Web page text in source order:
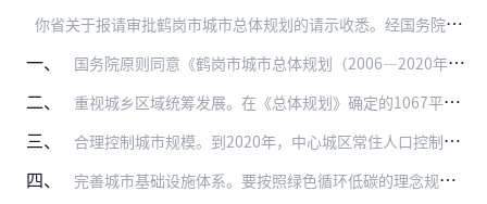
你
省关于报请审批鹤岗市城市总体规划的请示收悉。经国务院批准，现通知如下：
一、
国务院原则同意《鹤岗市城市总体规划（2006—2020年）（2017年修订）》（以下简称《总体规划》）。
二、 重视城乡区域统筹发展。在《总体规划》确定的1067平方公里城市规划区范围内，实行城乡统一规划管理。加强城乡结合部地区的规划建设管理，城镇基础设施、公共服务设施的…
三、 合理控制城市规模。到2020年，中心城区常住人口控制在86万人以内，城市建设用地控制在98.68平方公里以内。要贯彻落实城乡规划法关于先规划后建设的原则，禁止在…
四、 完善城市基础设施体系。要按照绿色循环低碳的理念规划建设城市基础设施。进一步完善公路、铁路、机场、港口等交通基础设施，加强城市内外交通衔接。建立以公共交通为主体，…